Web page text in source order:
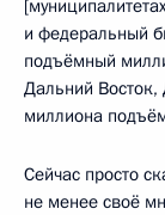
и федеральный
подъёмный
Дальний
миллиона
Сейчас просто
не менее своё